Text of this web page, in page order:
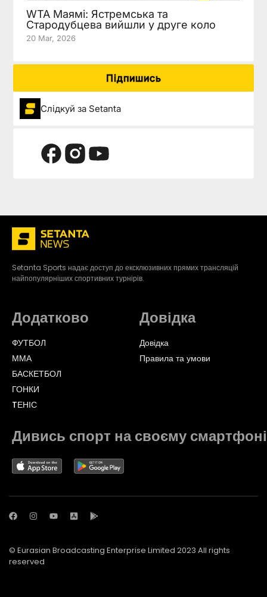
WTA Маямі: Ястремська та
Стародубцева вийшли у друге коло
20 Mar, 2026
Підпишись
Слідкуй за Setanta
Setanta Sports надає доступ до ексклюзивних прямих трансляцій
найпопулярніших спортивних турнірів.
Додатково
ФУТБОЛ
ММА
БАСКЕТБОЛ
ГОНКИ
TЕНІС
Довідка
Довідка
Правила та умови
Дивись спорт на своєму смартфоні
© Eurasian Broadcasting Enterprise Limited 2023 All rights
reserved